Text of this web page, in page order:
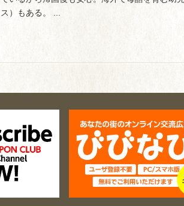
ス）もある。 ...